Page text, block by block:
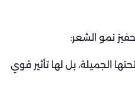
نمو الشعر:
الجميلة، بل لها تأثير قوي